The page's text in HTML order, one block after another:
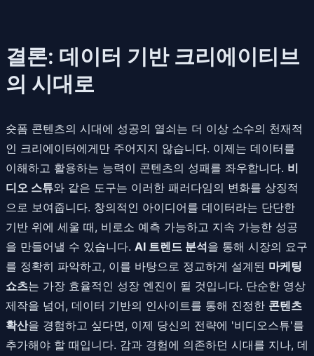
결론: 데이터 기반 크리에이티브
의 시대로
숏폼 콘텐츠의 시대에 성공의 열쇠는 더 이상 소수의 천재적
인 크리에이터에게만 주어지지 않습니다. 이제는 데이터를
이해하고 활용하는 능력이 콘텐츠의 성패를 좌우합니다. 비
디오 스튜와 같은 도구는 이러한 패러다임의 변화를 상징적
으로 보여줍니다. 창의적인 아이디어를 데이터라는 단단한
기반 위에 세울 때, 비로소 예측 가능하고 지속 가능한 성공
을 만들어낼 수 있습니다. AI 트렌드 분석을 통해 시장의 요구
를 정확히 파악하고, 이를 바탕으로 정교하게 설계된 마케팅
쇼츠는 가장 효율적인 성장 엔진이 될 것입니다. 단순한 영상
제작을 넘어, 데이터 기반의 인사이트를 통해 진정한 콘텐츠
확산을 경험하고 싶다면, 이제 당신의 전략에 '비디오스튜'를
추가해야 할 때입니다. 감과 경험에 의존하던 시대를 지나, 데